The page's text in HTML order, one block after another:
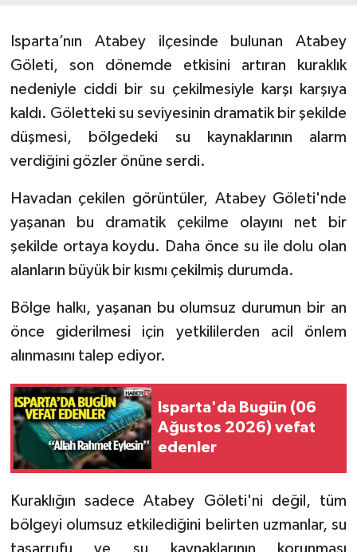
Isparta’nın Atabey ilçesinde bulunan Atabey
Göleti, son dönemde etkisini artıran kuraklık
nedeniyle ciddi bir su çekilmesiyle karşı karşıya
kaldı. Göletteki su seviyesinin dramatik bir şekilde
düşmesi, bölgedeki su kaynaklarının alarm
verdiğini gözler önüne serdi.
Havadan çekilen görüntüler, Atabey Göleti'nde
yaşanan bu dramatik çekilme olayını net bir
şekilde ortaya koydu. Daha önce su ile dolu olan
alanların büyük bir kısmı çekilmiş durumda.
Bölge halkı, yaşanan bu olumsuz durumun bir an
önce giderilmesi için yetkililerden acil önlem
alınmasını talep ediyor.
Isparta'da Bugün (06
Ağustos 2026) vefat
edenler
Kuraklığın sadece Atabey Göleti'ni değil, tüm
bölgeyi olumsuz etkilediğini belirten uzmanlar, su
tasarrufu ve su kaynaklarının korunması
POLİTİKA
RESMİ İLANLAR
Spor
Tarihi Yapılarımız
Teknoloji
Yerel
Künye